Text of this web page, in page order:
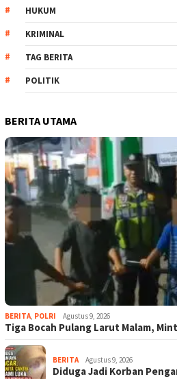
HUKUM
KRIMINAL
TAG BERITA
POLITIK
BERITA UTAMA
BERITA, POLRI Agustus 9, 2026
Tiga Bocah Pulang Larut Malam,
BERITA Agustus 9, 2026
Diduga Jadi Korban